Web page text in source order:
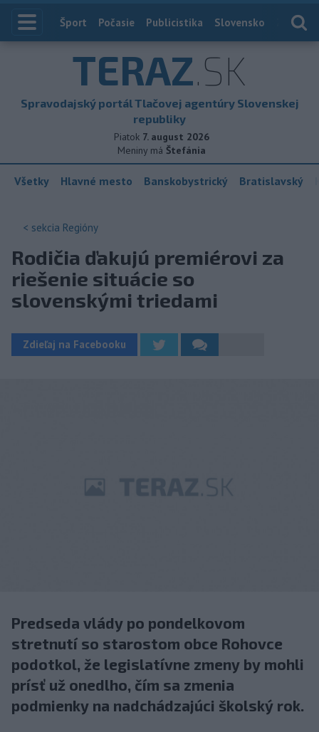
Index
Šport Počasie Publicistika Slovensko
TERAZ.SK
Spravodajský portál Tlačovej agentúry Slovenskej
republiky
Piatok 7. august 2026
Meniny má Štefánia
Všetky Hlavné mesto Banskobystrický Bratislavský
< sekcia Regióny
Rodičia ďakujú premiérovi za
riešenie situácie so
slovenskými triedami
Zdieľaj na Facebooku
Predseda vlády po pondelkovom
stretnutí so starostom obce Rohovce
podotkol, že legislatívne zmeny by mohli
prísť už onedlho, čím sa zmenia
podmienky na nadchádzajúci školský rok.